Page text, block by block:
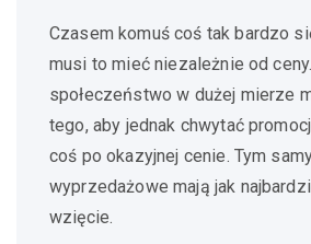
Czasem komuś coś tak bardzo
musi to mieć niezależnie od
społeczeństwo w dużej mierze
tego, aby jednak chwytać
coś po okazyjnej cenie. Tym
wyprzedażowe mają jak
wzięcie.